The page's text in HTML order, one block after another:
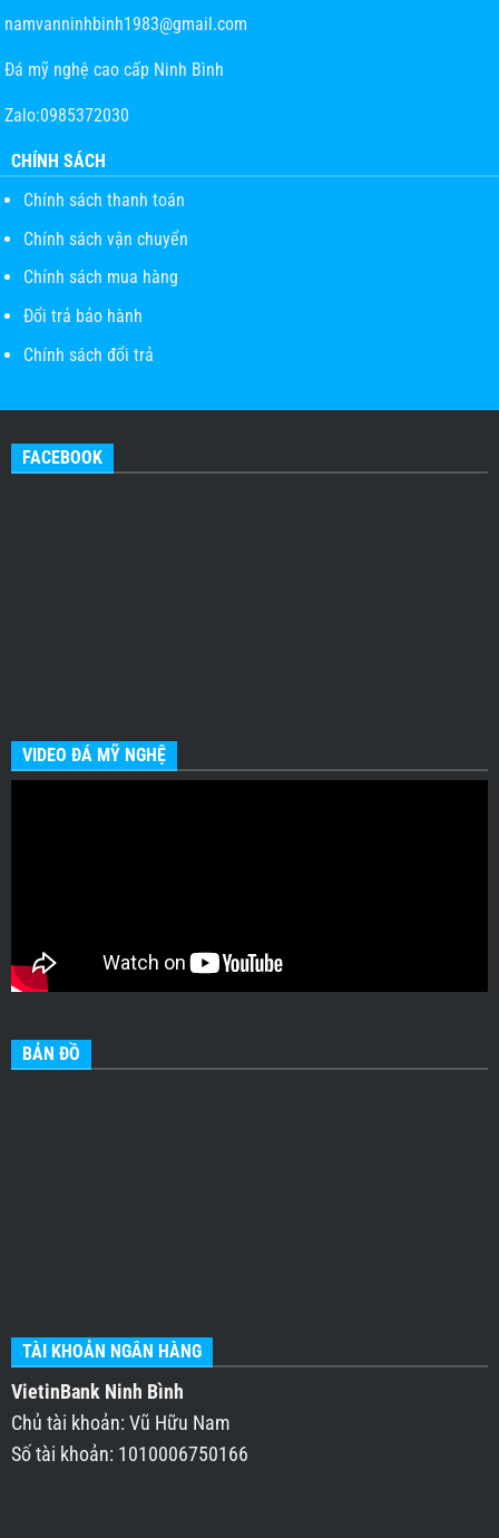
namvanninhbinh1983@gmail.com
Đá mỹ nghệ cao cấp Ninh Bình
Zalo:0985372030
CHÍNH SÁCH
Chính sách thanh toán
Chính sách vận chuyển
Chính sách mua hàng
Đổi trả bảo hành
Chính sách đổi trả
FACEBOOK
VIDEO ĐÁ MỸ NGHỆ
BẢN ĐỒ
TÀI KHOẢN NGÂN HÀNG
VietinBank Ninh Bình
Chủ tài khoản: Vũ Hữu Nam
Số tài khoản: 1010006750166